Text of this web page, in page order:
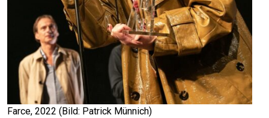
Farce, 2022 (Bild: Patrick Münnich)